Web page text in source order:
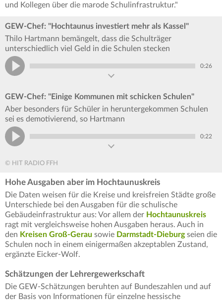
und Kollegen über die marode Schulinfrastruktur."
GEW-Chef: "Hochtaunus investiert mehr als Kassel"
Thilo Hartmann bemängelt, dass die Schulträger
unterschiedlich viel Geld in die Schulen stecken
0:26
GEW-Chef: "Einige Kommunen mit schicken Schulen"
Aber besonders für Schüler in heruntergekommen Schulen
sei es demotivierend, so Hartmann
0:22
© HIT RADIO FFH
Hohe Ausgaben aber im Hochtaunuskreis
Die Daten weisen für die Kreise und kreisfreien Städte große
Unterschiede bei den Ausgaben für die schulische
Gebäudeinfrastruktur aus: Vor allem der Hochtaunuskreis
ragt mit vergleichsweise hohen Ausgaben heraus. Auch in
den Kreisen Groß-Gerau sowie Darmstadt-Dieburgseien die
Schulen noch in einem einigermaßen akzeptablen Zustand,
ergänzte Eicker-Wolf.
Schätzungen der Lehrergewerkschaft
Die GEW-Schätzungen beruhten auf Bundeszahlen und auf
der Basis von Informationen für einzelne hessische